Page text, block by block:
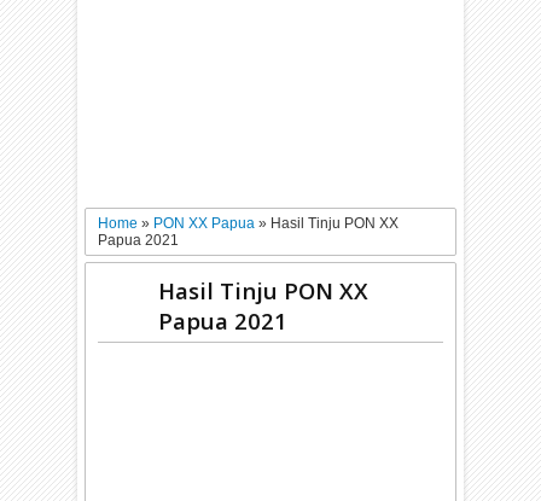
Home» PON XX Papua» Hasil Tinju PON XX
Papua 2021
Hasil Tinju PON XX
Papua 2021